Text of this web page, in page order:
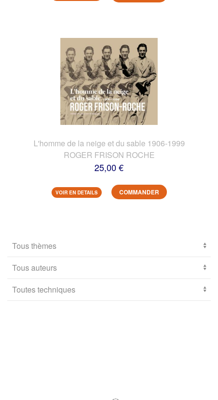
L'homme de la neige et du sable 1906-1999
ROGER FRISON ROCHE
25,00 €
VOIR EN DETAILS COMMANDER